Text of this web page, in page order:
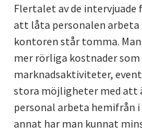
Flertalet av de
att låta personalen
kontoren står tomma.
mer rörliga kostnader
marknadsaktiviteter,
stora möjligheter med att
personal arbeta hemifrån
annat har man kunnat